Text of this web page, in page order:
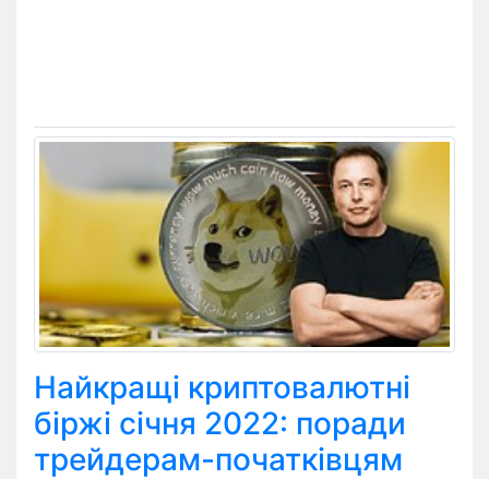
Найкращі криптовалютні
біржі січня 2022: поради
трейдерам-початківцям